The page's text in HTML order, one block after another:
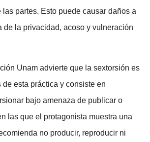
partes. Esto puede causar daños a
de la privacidad, acoso y vulneración
Unam advierte que la sextorsión es
esta práctica y consiste en
bajo amenaza de publicar o
las que el protagonista muestra una
no producir, reproducir ni